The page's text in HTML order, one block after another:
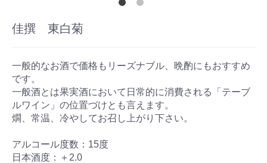
佳撰 東白菊
一般的なお酒で価格もリーズナブル、晩酌にもおすすめ
です。
一般酒とは果実酒において日常的に消費される「テーブ
ルワイン」の位置づけとも言えます。
燗、常温、冷やしてお召し上がり下さい。
アルコール度数：15度
日本酒度：＋2.0